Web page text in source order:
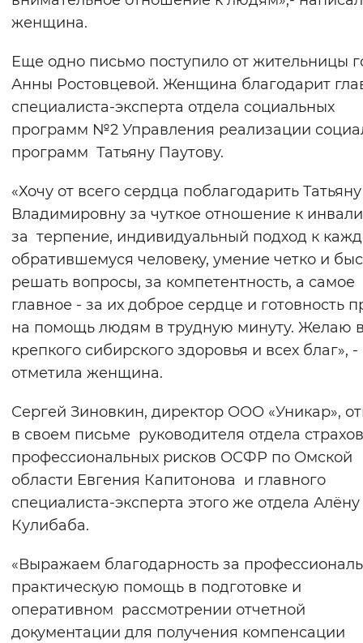
женщина.
Еще одно письмо поступило от жительницы
Анны Ростовцевой. Женщина благодарит
специалиста-эксперта отдела социальных
программ №2 Управления реализации
программ Татьяну Паутову.
«Хочу от всего сердца поблагодарить Татьяну
Владимировну за чуткое отношение к
за терпение, индивидуальный подход к
обратившемуся человеку, умение четко и
решать вопросы, за компетентность, а самое
главное - за их доброе сердце и готовность
на помощь людям в трудную минуту. Желаю
крепкого сибирского здоровья и всех благ», -
отметила женщина.
Сергей Зиновкин, директор ООО «Уникар»,
в своем письме руководителя отдела
профессиональных рисков ОСФР по Омской
области Евгения Капитонова и главного
специалиста-эксперта этого же отдела Алёну
Кулибаба.
«Выражаем благодарность за
практическую помощь в подготовке и
оперативном рассмотрении отчетной
документации для получения компенсации